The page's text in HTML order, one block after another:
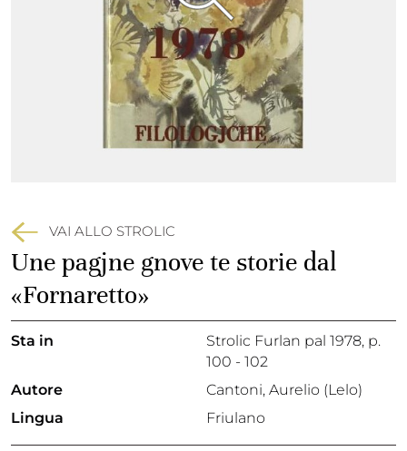
VAI ALLO STROLIC
Une pagjne gnove te storie dal
«Fornaretto»
Sta in Strolic Furlan pal 1978, p.
100 - 102
Autore
Cantoni, Aurelio (Lelo)
Lingua
Friulano